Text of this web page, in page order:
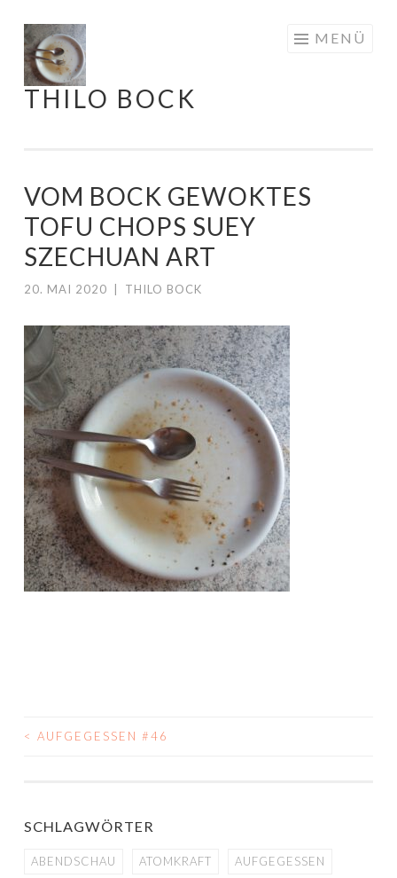
Springe
zum
Inhalt
THILO BOCK
MENÜ
VOM BOCK GEWOKTES
TOFU CHOPS SUEY
SZECHUAN ART
20. MAI 2020 THILO BOCK
BEITRAGS-
< AUFGEGESSEN #46
SCHLAGWÖRTER
ABENDSCHAU ATOMKRAFT AUFGEGESSEN